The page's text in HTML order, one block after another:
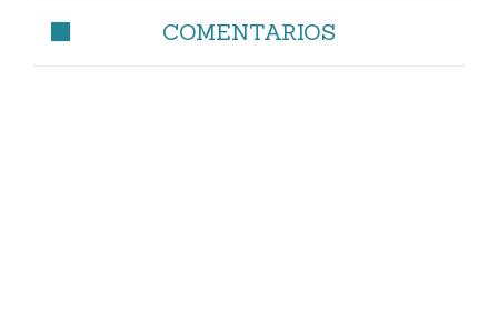
COMENTARIOS